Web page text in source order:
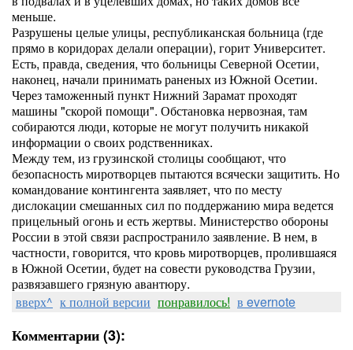
меньше.
Разрушены целые улицы, республиканская больница (где
прямо в коридорах делали операции), горит Университет.
Есть, правда, сведения, что больницы Северной Осетии,
наконец, начали принимать раненых из Южной Осетии.
Через таможенный пункт Нижний Зарамат проходят
машины "скорой помощи". Обстановка нервозная, там
собираются люди, которые не могут получить никакой
информации о своих родственниках.
Между тем, из грузинской столицы сообщают, что
безопасность миротворцев пытаются всячески защитить. Но
командование контингента заявляет, что по месту
дислокации смешанных сил по поддержанию мира ведется
прицельный огонь и есть жертвы. Министерство обороны
России в этой связи распространило заявление. В нем, в
частности, говорится, что кровь миротворцев, пролившаяся
в Южной Осетии, будет на совести руководства Грузии,
развязавшего грязную авантюру.
вверх^ к полной версии понравилось! в evernote
Комментарии (3):